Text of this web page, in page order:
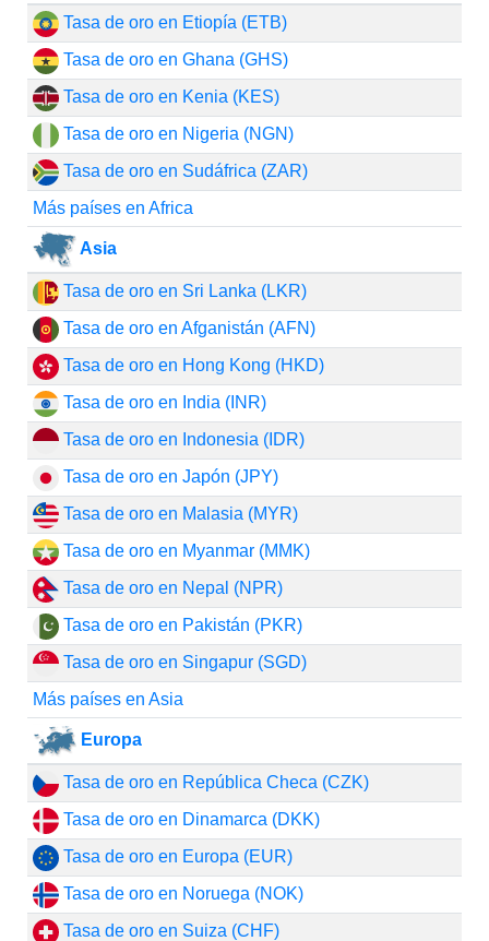
Tasa de oro en Etiopía (ETB)
Tasa de oro en Ghana (GHS)
Tasa de oro en Kenia (KES)
Tasa de oro en Nigeria (NGN)
Tasa de oro en Sudáfrica (ZAR)
Más países en Africa
Asia
Tasa de oro en Sri Lanka (LKR)
Tasa de oro en Afganistán (AFN)
Tasa de oro en Hong Kong (HKD)
Tasa de oro en India (INR)
Tasa de oro en Indonesia (IDR)
Tasa de oro en Japón (JPY)
Tasa de oro en Malasia (MYR)
Tasa de oro en Myanmar (MMK)
Tasa de oro en Nepal (NPR)
Tasa de oro en Pakistán (PKR)
Tasa de oro en Singapur (SGD)
Más países en Asia
Europa
Tasa de oro en República Checa (CZK)
Tasa de oro en Dinamarca (DKK)
Tasa de oro en Europa (EUR)
Tasa de oro en Noruega (NOK)
Tasa de oro en Suiza (CHF)